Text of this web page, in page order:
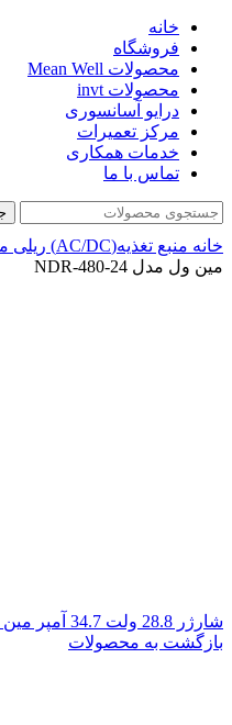
خانه
فروشگاه
محصولات Mean Well
محصولات invt
درایو آسانسوری
مرکز تعمیرات
خدمات همکاری
تماس با ما
خانه منبع تغذیه(AC/DC) ریلی
مین ول مدل NDR-480-24
شارژر 28.8 ولت 34.7 آمپر مین ول مدل PB-1000-24
بازگشت به محصولات